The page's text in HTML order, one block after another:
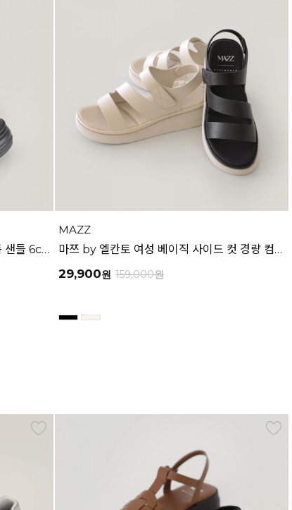
마쯔 by 엘칸토 여성 쿠션 패딩 플랫폼 샌들 6cm LCWW48M626
MAZZ
마쯔 by 엘칸토 여성 베이직 사이드 컷 경량 컴포트 샌들 3.5cm LCWW64M626
29,900원 159,000원